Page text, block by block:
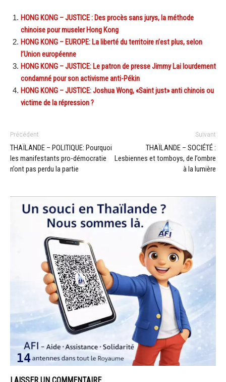
HONG KONG – JUSTICE : Des procès sans jurys, la méthode
chinoise pour museler Hong Kong
HONG KONG – EUROPE: La liberté du territoire n’est plus, selon
l’Union européenne
HONG KONG – JUSTICE: Le patron de presse Jimmy Lai lourdement
condamné pour son activisme anti-Pékin
HONG KONG – JUSTICE: Joshua Wong, «Saint just» anti chinois ou
victime de la répression ?
Précédent
THAÏLANDE – POLITIQUE: Pourquoi
les manifestants pro-démocratie
n’ont pas perdu la partie
Suivant
THAÏLANDE – SOCIÉTÉ :
Lesbiennes et tomboys, de l’ombre
à la lumière